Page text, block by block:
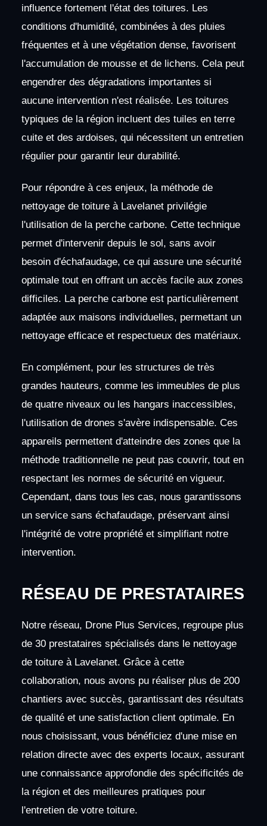
influence fortement l'état des toitures. Les
conditions d'humidité, combinées à des pluies
fréquentes et à une végétation dense, favorisent
l'accumulation de mousse et de lichens. Cela peut
engendrer des dégradations importantes si
aucune intervention n'est réalisée. Les toitures
typiques de la région incluent des tuiles en terre
cuite et des ardoises, qui nécessitent un entretien
régulier pour garantir leur durabilité.
Pour répondre à ces enjeux, la méthode de
nettoyage de toiture à Lavelanet privilégie
l'utilisation de la perche carbone. Cette technique
permet d'intervenir depuis le sol, sans avoir
besoin d'échafaudage, ce qui assure une sécurité
optimale tout en offrant un accès facile aux zones
difficiles. La perche carbone est particulièrement
adaptée aux maisons individuelles, permettant un
nettoyage efficace et respectueux des matériaux.
En complément, pour les structures de très
grandes hauteurs, comme les immeubles de plus
de quatre niveaux ou les hangars inaccessibles,
l'utilisation de drones s'avère indispensable. Ces
appareils permettent d'atteindre des zones que la
méthode traditionnelle ne peut pas couvrir, tout en
respectant les normes de sécurité en vigueur.
Cependant, dans tous les cas, nous garantissons
un service sans échafaudage, préservant ainsi
l'intégrité de votre propriété et simplifiant notre
intervention.
RÉSEAU DE PRESTATAIRES
Notre réseau, Drone Plus Services, regroupe plus
de 30 prestataires spécialisés dans le nettoyage
de toiture à Lavelanet. Grâce à cette
collaboration, nous avons pu réaliser plus de 200
chantiers avec succès, garantissant des résultats
de qualité et une satisfaction client optimale. En
nous choisissant, vous bénéficiez d'une mise en
relation directe avec des experts locaux, assurant
une connaissance approfondie des spécificités de
la région et des meilleures pratiques pour
l'entretien de votre toiture.